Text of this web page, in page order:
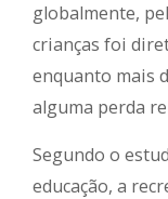
globalmente,
crianças foi
enquanto mais
alguma perda
Segundo o
educação, a